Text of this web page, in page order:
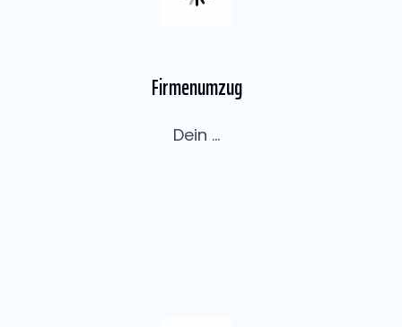
Firmenumzug
Dein ...